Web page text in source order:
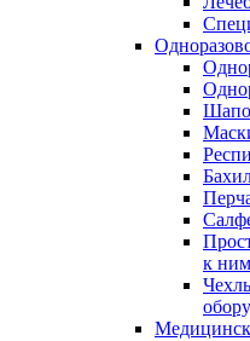
к ним